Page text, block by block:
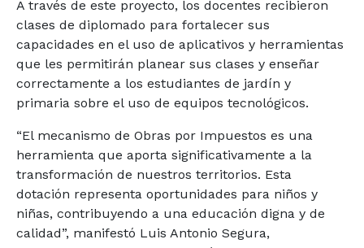
A través de este proyecto, los docentes recibieron
clases de diplomado para fortalecer sus
capacidades en el uso de aplicativos y herramientas
que les permitirán planear sus clases y enseñar
correctamente a los estudiantes de jardín y
primaria sobre el uso de equipos tecnológicos.
“El mecanismo de Obras por Impuestos es una
herramienta que aporta significativamente a la
transformación de nuestros territorios. Esta
dotación representa oportunidades para niños y
niñas, contribuyendo a una educación digna y de
calidad”, manifestó Luis Antonio Segura,